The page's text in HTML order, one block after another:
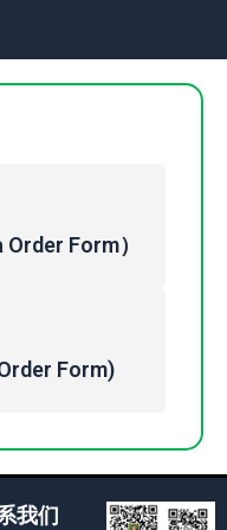
Form）
Form)
我们